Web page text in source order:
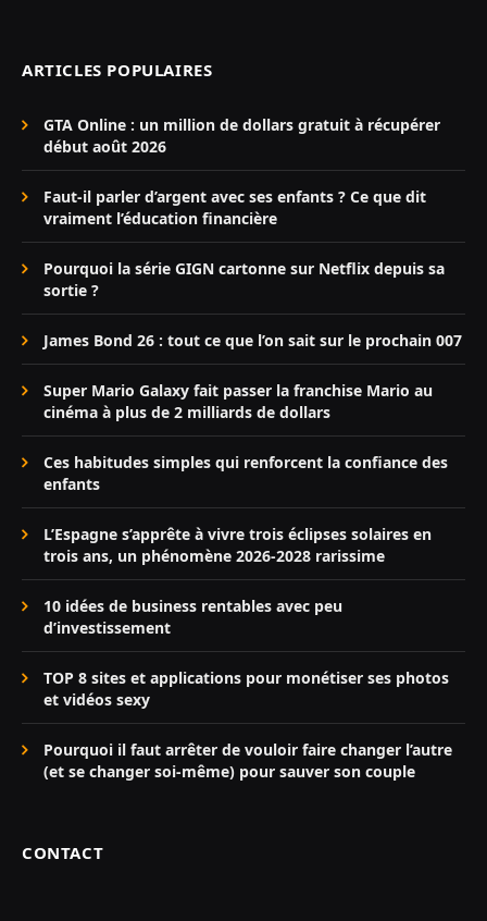
ARTICLES POPULAIRES
GTA Online : un million de dollars gratuit à récupérer
début août 2026
Faut-il parler d’argent avec ses enfants ? Ce que dit
vraiment l’éducation financière
Pourquoi la série GIGN cartonne sur Netflix depuis sa
sortie ?
James Bond 26 : tout ce que l’on sait sur le prochain 007
Super Mario Galaxy fait passer la franchise Mario au
cinéma à plus de 2 milliards de dollars
Ces habitudes simples qui renforcent la confiance des
enfants
L’Espagne s’apprête à vivre trois éclipses solaires en
trois ans, un phénomène 2026-2028 rarissime
10 idées de business rentables avec peu
d’investissement
TOP 8 sites et applications pour monétiser ses photos
et vidéos sexy
Pourquoi il faut arrêter de vouloir faire changer l’autre
(et se changer soi-même) pour sauver son couple
CONTACT